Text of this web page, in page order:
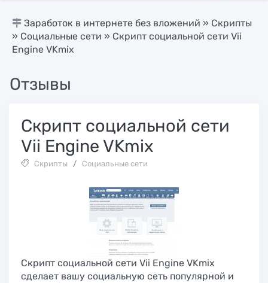
Заработок в интернете без вложений » Скрипты
» Социальные сети » Cкрипт социальной сети Vii
Engine VKmix
Отзывы
Cкрипт социальной сети
Vii Engine VKmix
Скрипты / Социальные сети
Cкрипт социальной сети Vii Engine VKmix
сделает вашу социальную сеть популярной и